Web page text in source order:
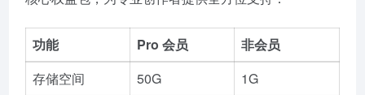
功能 Pro 会员
非会员
存储空间
50G
1G